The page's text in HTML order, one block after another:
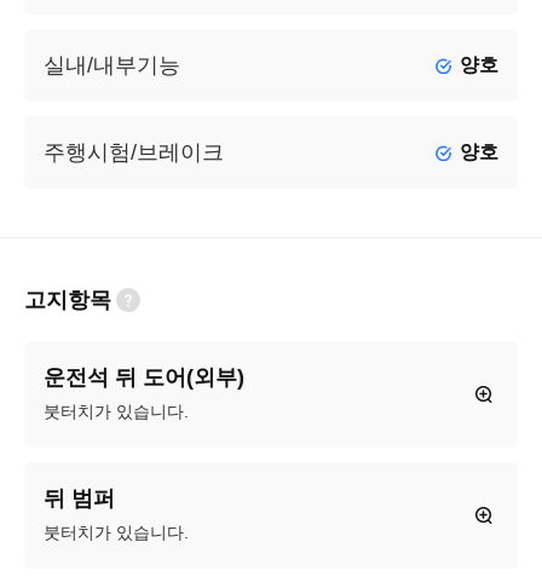
실내/내부기능 양호
주행시험/브레이크 양호
고지항목
운전석 뒤 도어(외부)
붓터치가 있습니다.
뒤 범퍼
붓터치가 있습니다.